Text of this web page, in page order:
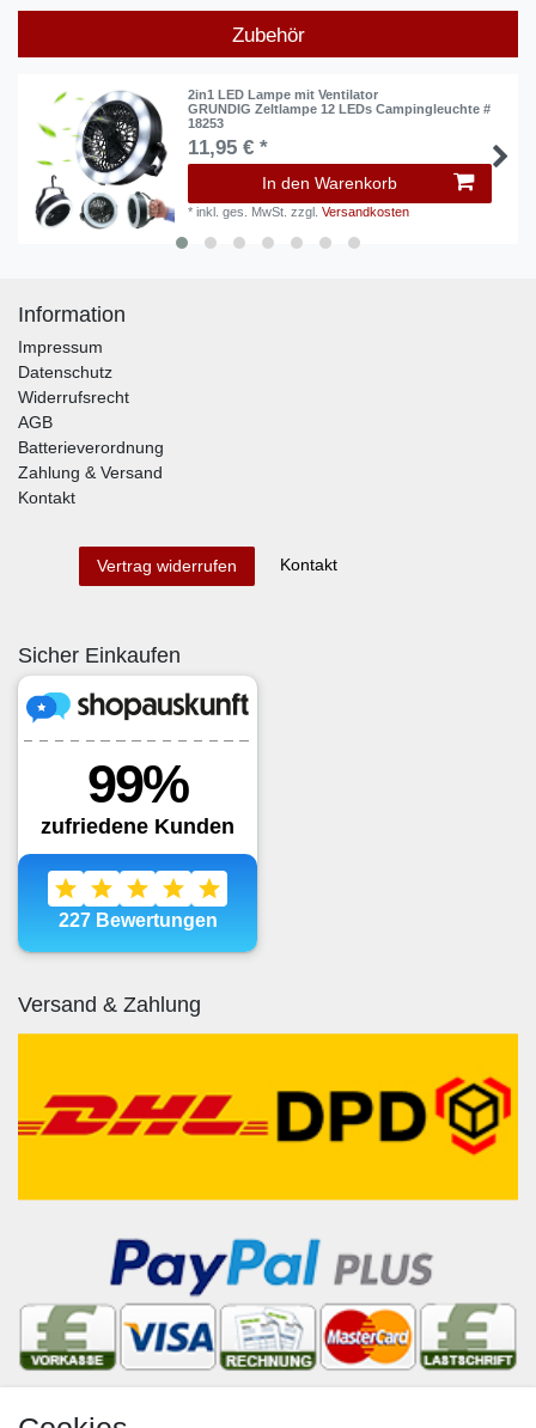
Zubehör
2in1 LED Lampe mit Ventilator
GRUNDIG Zeltlampe 12 LEDs Campingleuchte #
18253
11,95 € *
In den Warenkorb
*inkl. ges. MwSt. zzgl.Versandkosten
Information
Impressum
Datenschutz
Widerrufsrecht
AGB
Batterieverordnung
Zahlung & Versand
Kontakt
Vertrag widerrufen Kontakt
Sicher Einkaufen
Versand & Zahlung